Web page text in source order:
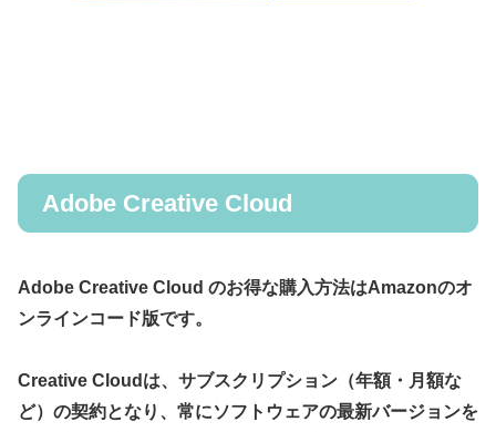
Adobe Creative Cloud
Adobe Creative Cloud のお得な購入方法はAmazonのオ
ンラインコード版です。
Creative Cloudは、サブスクリプション（年額・月額な
ど）の契約となり、常にソフトウェアの最新バージョンを